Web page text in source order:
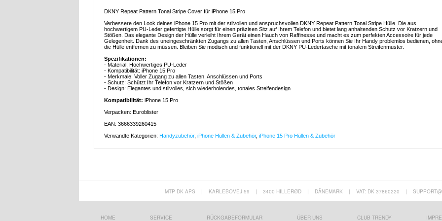
DKNY Repeat Pattern Tonal Stripe Cover für iPhone 15 Pro
Verbessere den Look deines iPhone 15 Pro mit der stilvollen und anspruchsvollen DKNY Repeat Pattern Tonal Stripe Hülle. Die aus
hochwertigem PU-Leder gefertigte Hülle sorgt für einen präzisen Sitz auf Ihrem Telefon und bietet lang anhaltenden Schutz vor Kratzern und
Stößen. Das elegante Design der Hülle verleiht Ihrem Gerät einen Hauch von Raffinesse und macht es zum perfekten Accessoire für jede
Gelegenheit. Dank des uneingeschränkten Zugangs zu allen Tasten, Anschlüssen und Ports können Sie Ihr Handy problemlos bedienen,
die Hülle entfernen zu müssen. Bleiben Sie modisch und funktionell mit der DKNY PU-Ledertasche mit tonalem Streifenmuster.
Spezifikationen:
- Material: Hochwertiges PU-Leder
- Kompatibilität: iPhone 15 Pro
- Merkmale: Voller Zugang zu allen Tasten, Anschlüssen und Ports
- Schutz: Schützt Ihr Telefon vor Kratzern und Stößen
- Design: Elegantes und stilvolles, sich wiederholendes, tonales Streifendesign
Kompatibilität: iPhone 15 Pro
Verpacken: Euroblister
EAN: 3666339260415
Verwandte Kategorien: Handyzubehör, iPhone Hüllen & Zubehör, iPhone 15 Pro Hüllen & Zubehör
MTP DK APS | KARLEBOVEJ 59 | 3400 HILLERØD | DÄNEMARK | VAT: DK 37860220 |
HOME SERVICE RÜCKGABEFORMULAR ÜBER UNS CLUB TRENDY